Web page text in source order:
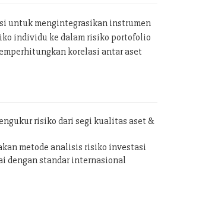
untuk mengintegrasikan instrumen
individu ke dalam risiko portofolio
korelasi antar aset
risiko dari segi kualitas aset &
metode analisis risiko investasi
dengan standar internasional